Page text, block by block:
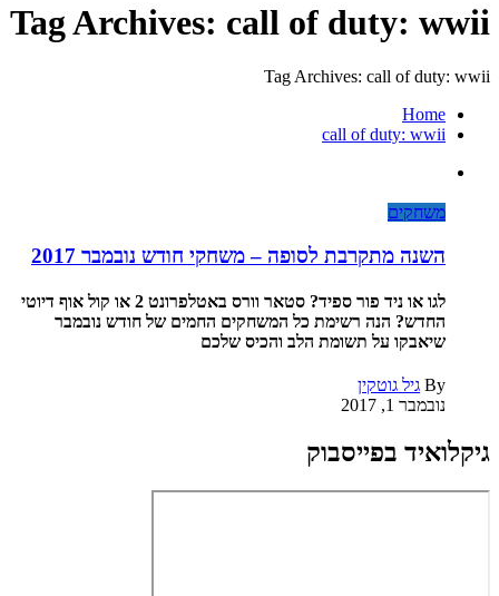
Tag Archives: call of duty: wwii
Tag Archives: call of duty: wwii
Home
call of duty: wwii
משחקים
השנה מתקרבת לסופה – משחקי חודש נובמבר 2017
לגו או ניד פור ספיד? סטאר וורס באטלפרונט 2 או קול אוף דיוטי
החדש? הנה רשימת כל המשחקים החמים של חודש נובמבר
שיאבקו על תשומת הלב והכיס שלכם
By גיל גוטקין
נובמבר 1, 2017
גיקלואיד בפייסבוק